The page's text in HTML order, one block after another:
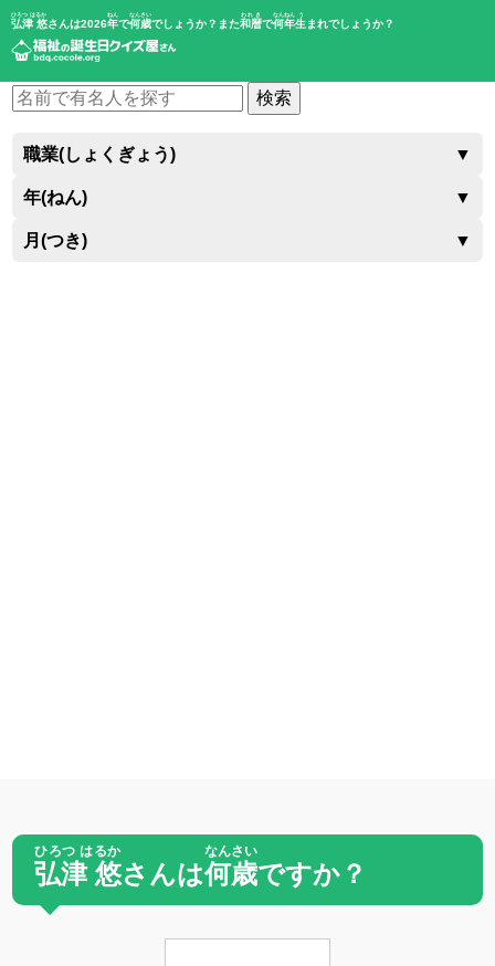
弘津 悠
ひろつ はるか
さんは2026年
ねん
で何歳
なんさい
でしょうか？また和暦
われき
で何年
なんねん
生
う
まれでしょうか？
検索
職業(しょくぎょう) ▼
年(ねん) ▼
月(つき) ▼
弘津 悠
ひろつ はるか
さんは何歳
なんさい
ですか？